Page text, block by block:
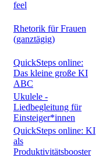
feel
Rhetorik für Frauen
(ganztägig)
QuickSteps online:
Das kleine große KI
ABC
Ukulele -
Liedbegleitung für
Einsteiger*innen
QuickSteps online: KI
als
Produktivitätsbooster